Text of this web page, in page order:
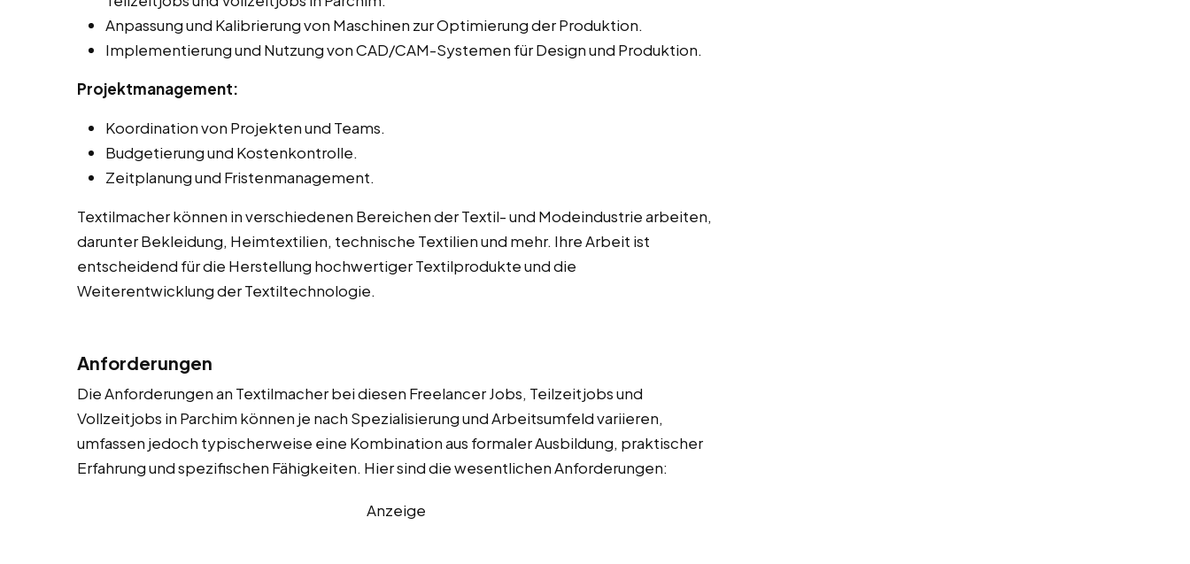
Anpassung und Kalibrierung von Maschinen zur Optimierung der Produktion.
Implementierung und Nutzung von CAD/CAM-Systemen für Design und Produktion.
Projektmanagement:
Koordination von Projekten und Teams.
Budgetierung und Kostenkontrolle.
Zeitplanung und Fristenmanagement.
Textilmacher können in verschiedenen Bereichen der Textil- und Modeindustrie arbeiten,
darunter Bekleidung, Heimtextilien, technische Textilien und mehr. Ihre Arbeit ist
entscheidend für die Herstellung hochwertiger Textilprodukte und die
Weiterentwicklung der Textiltechnologie.
Anforderungen
Die Anforderungen an Textilmacher bei diesen Freelancer Jobs, Teilzeitjobs und
Vollzeitjobs in Parchim können je nach Spezialisierung und Arbeitsumfeld variieren,
umfassen jedoch typischerweise eine Kombination aus formaler Ausbildung, praktischer
Erfahrung und spezifischen Fähigkeiten. Hier sind die wesentlichen Anforderungen:
Anzeige